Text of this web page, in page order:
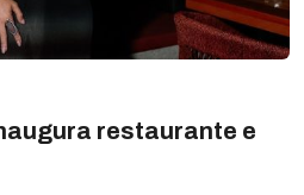
restaurante e